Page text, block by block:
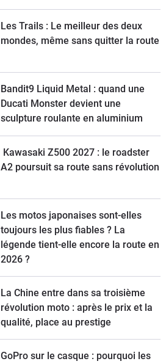
Les Trails : Le meilleur des deux
mondes, même sans quitter la route
Bandit9 Liquid Metal : quand une
Ducati Monster devient une
sculpture roulante en aluminium
Kawasaki Z500 2027 : le roadster
A2 poursuit sa route sans révolution
Les motos japonaises sont-elles
toujours les plus fiables ? La
légende tient-elle encore la route en
2026 ?
La Chine entre dans sa troisième
révolution moto : après le prix et la
qualité, place au prestige
GoPro sur le casque : pourquoi les